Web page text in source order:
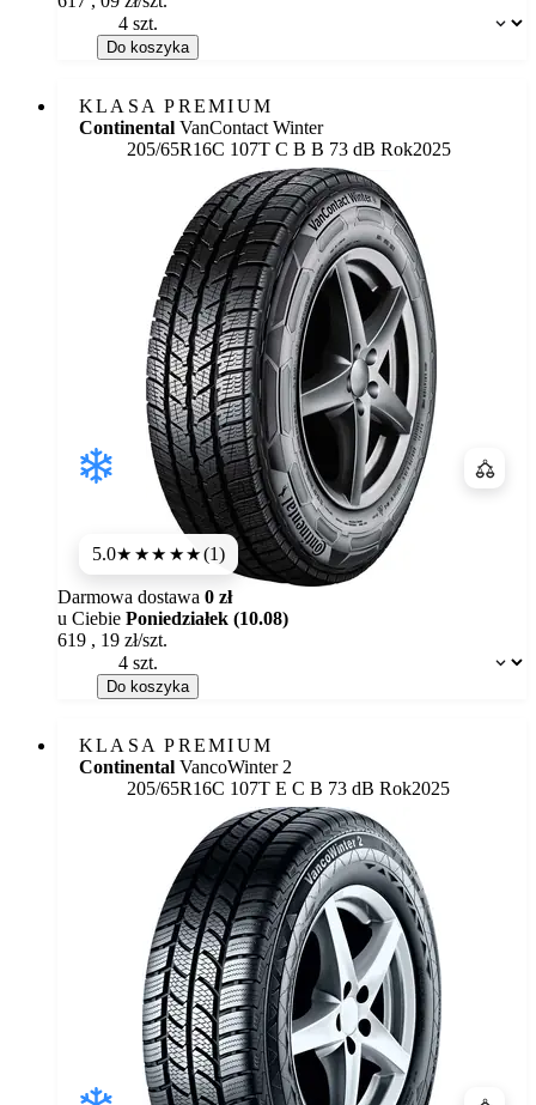
Dostępność:
Do koszyka
KLASA PREMIUM
Continental VanContact Winter
205/65R16C 107T Etykieta:
C B B 73 dB Rok2025
5.0★★★★★(1)
Dostępność:
Darmowa dostawa 0 zł
u Ciebie Poniedziałek (10.08)
619 , 19 zł/szt.
Do koszyka
KLASA PREMIUM
Continental VancoWinter 2
205/65R16C 107T Etykieta:
E C B 73 dB Rok2025